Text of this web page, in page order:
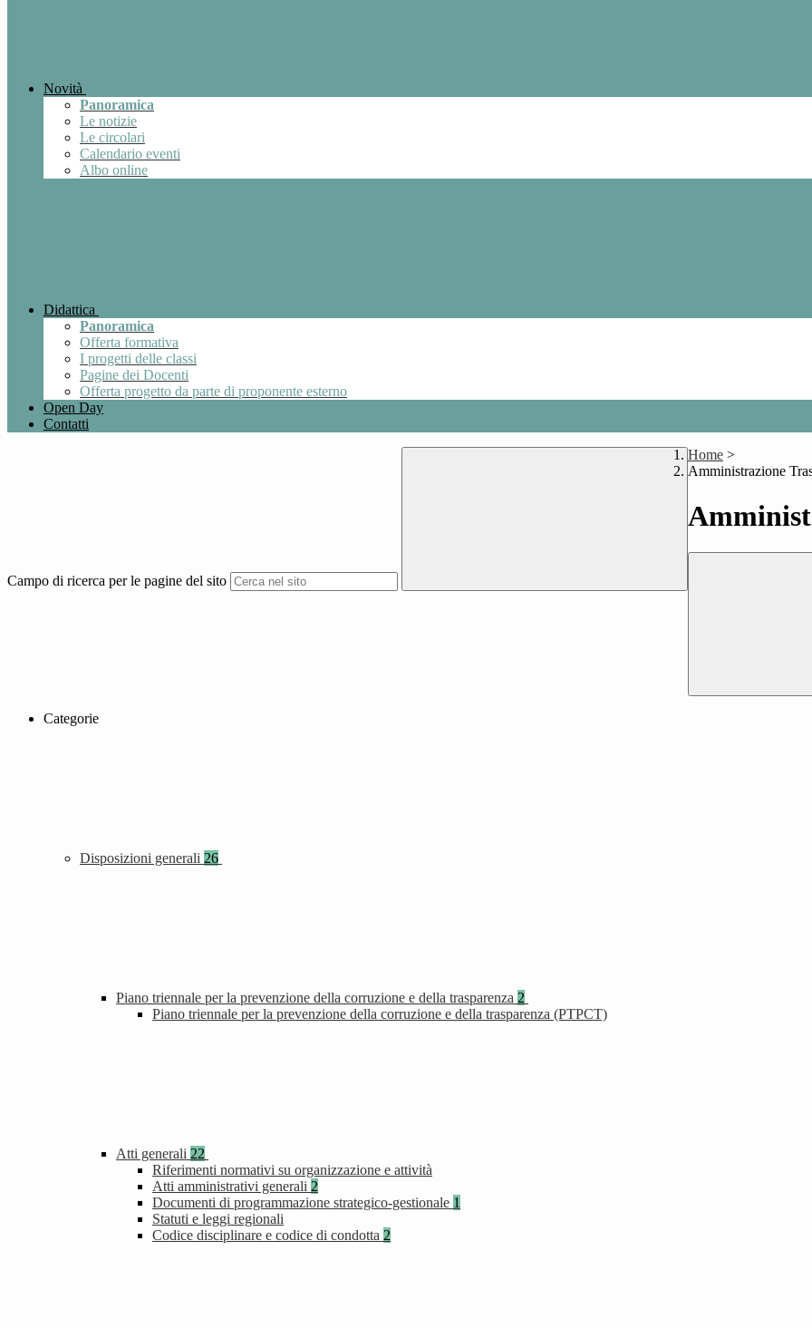
Novità
Panoramica
Le notizie
Le circolari
Calendario eventi
Albo online
Didattica
Panoramica
Offerta formativa
I progetti delle classi
Pagine dei Docenti
Offerta progetto da parte di proponente esterno
Open Day
Contatti
Campo di ricerca per le pagine del sito
Home >
Amministrazione
Categorie
Disposizioni generali 26
Piano triennale per la prevenzione della corruzione e della trasparenza 2
Piano triennale per la prevenzione della corruzione e della trasparenza (PTPCT)
Atti generali 22
Riferimenti normativi su organizzazione e attività
Atti amministrativi generali 2
Documenti di programmazione strategico-gestionale 1
Statuti e leggi regionali
Codice disciplinare e codice di condotta 2